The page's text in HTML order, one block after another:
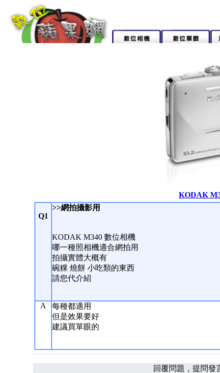
KODAK
Q1
>>網拍攝影用
KODAK M340 數位相機
哪一種照相機適合網拍用
拍攝實體大概有
碗粿 燒餅 小吃類的東西
請您代介紹
A
每種都適用
但是效果要好
建議買單眼的
回覆問題，提問